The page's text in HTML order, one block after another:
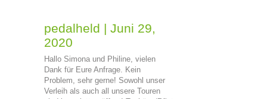
pedalheld | Juni 29,
2020
Hallo Simona und Philine, vielen
Dank für Eure Anfrage. Kein
Problem, sehr gerne! Sowohl unser
Verleih als auch all unsere Touren